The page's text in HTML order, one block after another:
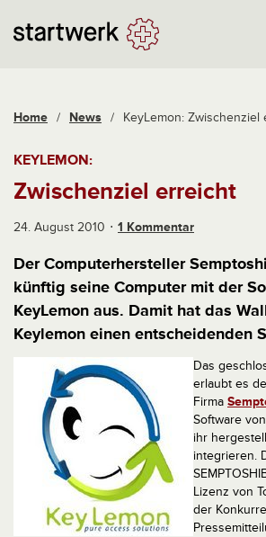
Home / News / KeyLemon: Zwischenziel
KEYLEMON:
Zwischenziel erreicht
24. August 2010 1 Kommentar
Der Computerhersteller
künftig seine Computer mit der
KeyLemon aus. Damit hat das
Keylemon einen entscheidenden
Das
erlaubt es
Firma
Software von
ihr
integrieren.
Lizenz von
der